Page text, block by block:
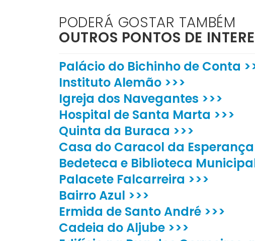
PODERÁ GOSTAR TAMBÉM
OUTROS PONTOS DE
Palácio do Bichinho de Conta
Instituto Alemão >>>
Igreja dos Navegantes >>>
Hospital de Santa Marta >>>
Quinta da Buraca >>>
Casa do Caracol da Esperança
Bedeteca e Biblioteca
Palacete Falcarreira >>>
Bairro Azul >>>
Ermida de Santo André >>>
Cadeia do Aljube >>>